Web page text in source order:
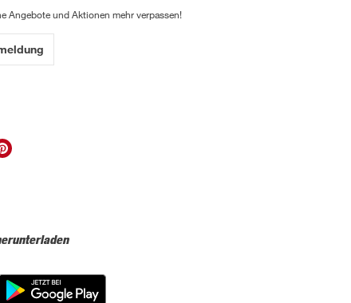
Angebote und Aktionen mehr verpassen!